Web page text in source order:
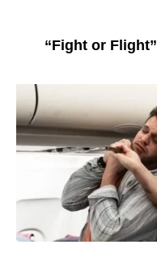
“Fight or Flight”